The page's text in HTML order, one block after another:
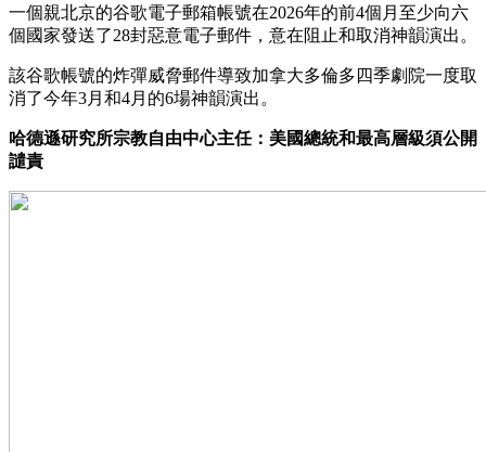
一個親北京的谷歌電子郵箱帳號在2026年的前4個月至少向六
個國家發送了28封惡意電子郵件，意在阻止和取消神韻演出。
該谷歌帳號的炸彈威脅郵件導致加拿大多倫多四季劇院一度取
消了今年3月和4月的6場神韻演出。
哈德遜研究所宗教自由中心主任：美國總統和最高層級須公開
譴責